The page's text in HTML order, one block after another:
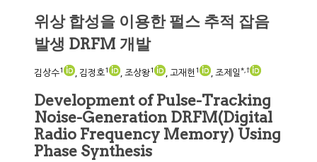
위상 합성을 이용한 펄스 추적 잡음
발생 DRFM 개발
김상수1 , 김정호1 , 조상왕1 , 고재헌 1 , 조제일*,†
Development of Pulse-Tracking
Noise-Generation DRFM(Digital
Radio Frequency Memory) Using
Phase Synthesis